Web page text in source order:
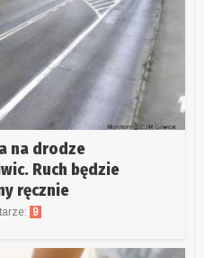
na drodze
Ruch będzie
ręcznie
9